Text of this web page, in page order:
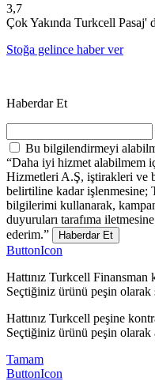
3,7
Çok Yakında Turkcell Pasaj'
Stoğa gelince haber ver
Haberdar Et
Bu bilgilendirmeyi
“Daha iyi hizmet alabilmem
Hizmetleri A.Ş, iştirakleri ve
belirtiline kadar
bilgilerimi kullanarak,
duyuruları tarafıma
ederim.”
Haberdar Et
ButtonIcon
Hattınız Turkcell
Seçtiğiniz ürünü peşin olarak
Hattınız Turkcell peşine
Seçtiğiniz ürünü peşin
Tamam
ButtonIcon